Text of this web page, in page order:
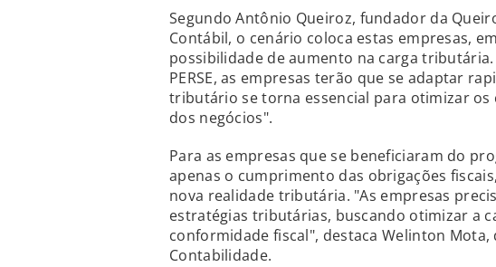
Segundo Antônio Queiroz, fundador da
Contábil, o cenário coloca estas empresas,
possibilidade de aumento na carga
PERSE, as empresas terão que se adaptar
tributário se torna essencial para otimizar
dos negócios".
Para as empresas que se beneficiaram do
apenas o cumprimento das obrigações
nova realidade tributária. "As empresas
estratégias tributárias, buscando otimizar a
conformidade fiscal", destaca Welinton
Contabilidade.